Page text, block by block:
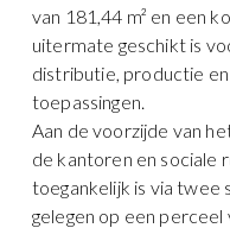
van 181,44 m² en een
uitermate geschikt is
distributie, productie
toepassingen.
Aan de voorzijde van
de kantoren en sociale
toegankelijk is via twee
gelegen op een perceel